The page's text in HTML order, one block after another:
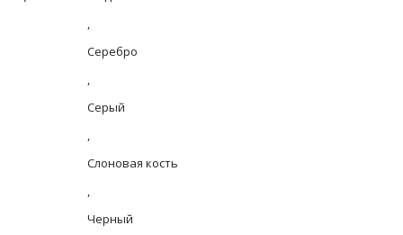
,
Серебро
,
Серый
,
Слоновая кость
,
Черный